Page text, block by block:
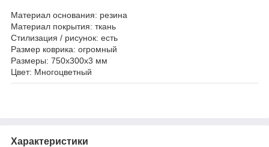
Материал основания: резина
Материал покрытия: ткань
Стилизация / рисунок: есть
Размер коврика: огромный
Размеры: 750x300x3 мм
Цвет: Многоцветный
Характеристики